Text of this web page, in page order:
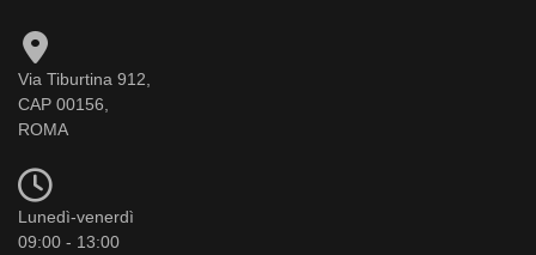
Via Tiburtina 912,
CAP 00156,
ROMA
Lunedì-venerdì
09:00 - 13:00